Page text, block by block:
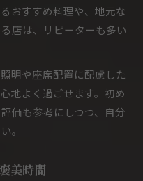
おすすめ料理や、地元な
店は、リピーターも多い
明や座席配置に配慮した
地よく過ごせます。初め
価も参考にしつつ、自分
。
美時間